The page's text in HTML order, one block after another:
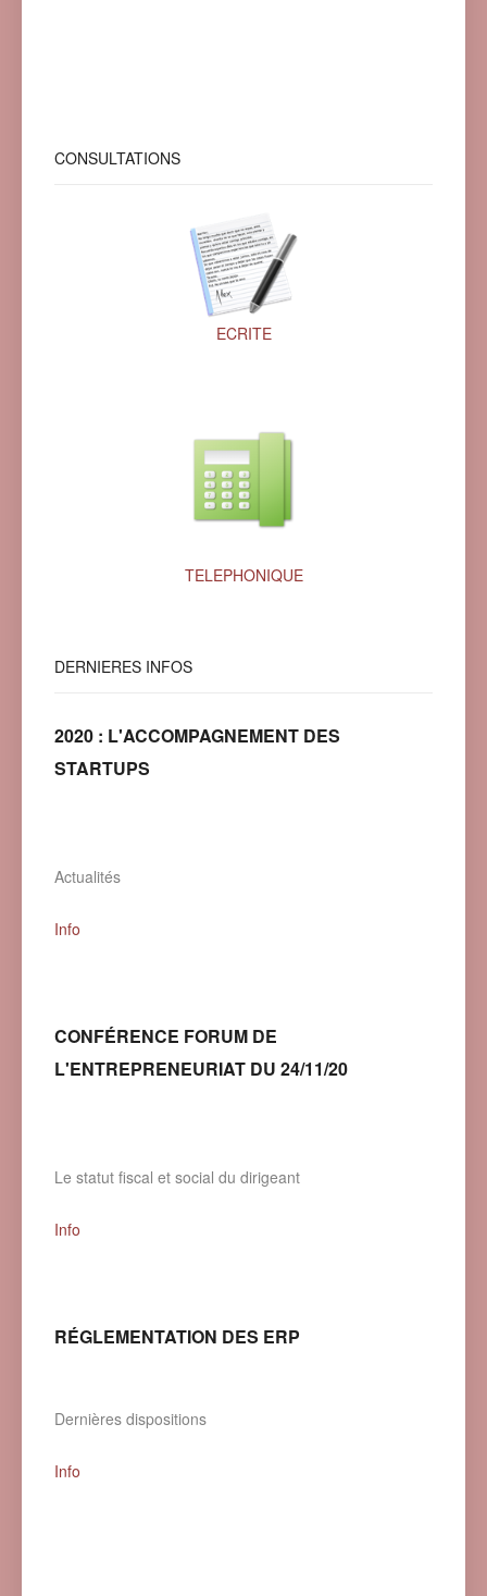
CONSULTATIONS
ECRITE
TELEPHONIQUE
DERNIERES INFOS
2020 : L'ACCOMPAGNEMENT DES
STARTUPS
Actualités
Info
CONFÉRENCE FORUM DE
L'ENTREPRENEURIAT DU 24/11/20
Le statut fiscal et social du dirigeant
Info
RÉGLEMENTATION DES ERP
Dernières dispositions
Info